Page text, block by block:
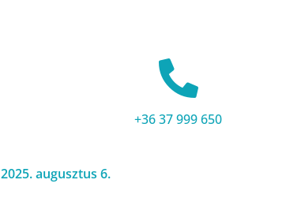
+36 37 999 650
2025. augusztus 6.